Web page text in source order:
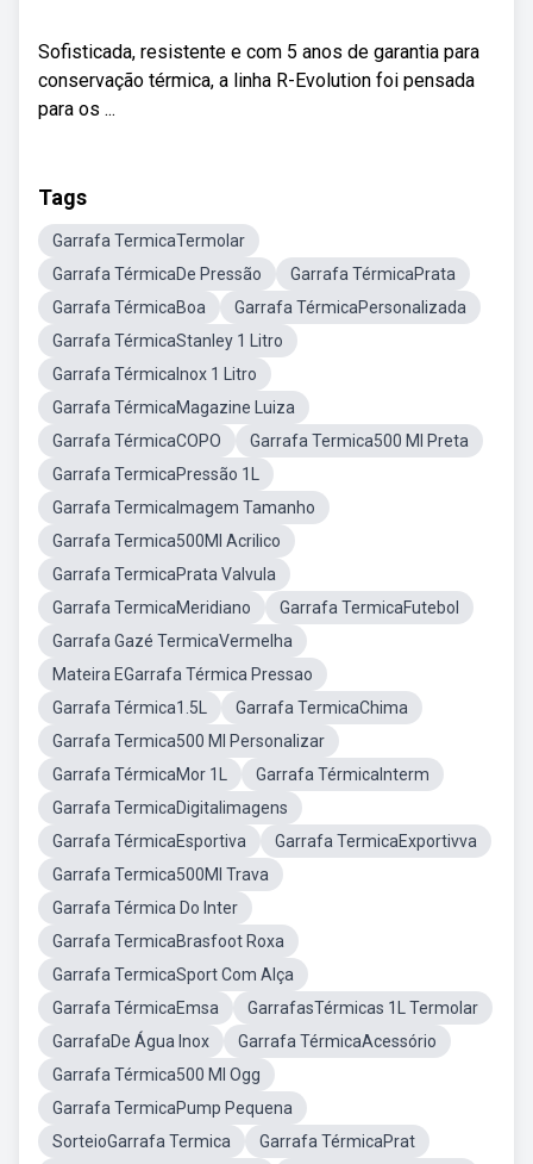
Sofisticada, resistente e com 5 anos de garantia para
conservação térmica, a linha R-Evolution foi pensada
para os ...
Tags
Garrafa TermicaTermolar
Garrafa TérmicaDe Pressão
Garrafa TérmicaPrata
Garrafa TérmicaBoa
Garrafa TérmicaPersonalizada
Garrafa TérmicaStanley 1 Litro
Garrafa TérmicaInox 1 Litro
Garrafa TérmicaMagazine Luiza
Garrafa TérmicaCOPO
Garrafa Termica500 Ml Preta
Garrafa TermicaPressão 1L
Garrafa TermicaImagem Tamanho
Garrafa Termica500Ml Acrilico
Garrafa TermicaPrata Valvula
Garrafa TermicaMeridiano
Garrafa TermicaFutebol
Garrafa Gazé TermicaVermelha
Mateira EGarrafa Térmica Pressao
Garrafa Térmica1.5L
Garrafa TermicaChima
Garrafa Termica500 Ml Personalizar
Garrafa TérmicaMor 1L
Garrafa TérmicaInterm
Garrafa TermicaDigitalimagens
Garrafa TérmicaEsportiva
Garrafa TermicaExportivva
Garrafa Termica500Ml Trava
Garrafa Térmica Do Inter
Garrafa TermicaBrasfoot Roxa
Garrafa TermicaSport Com Alça
Garrafa TérmicaEmsa
GarrafasTérmicas 1L Termolar
GarrafaDe Água Inox
Garrafa TérmicaAcessório
Garrafa Térmica500 Ml Ogg
Garrafa TermicaPump Pequena
SorteioGarrafa Termica
Garrafa TérmicaPrat